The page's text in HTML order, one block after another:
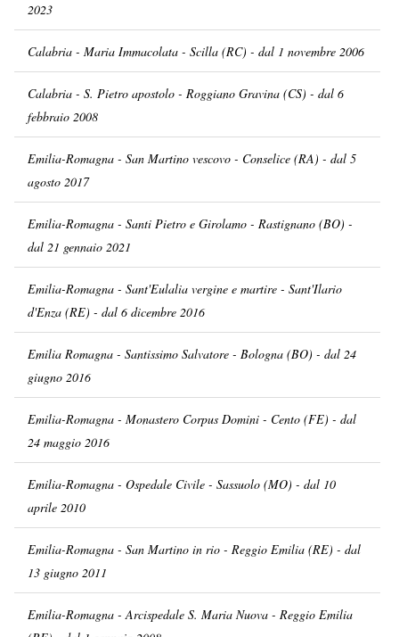
2023
Calabria - Maria Immacolata - Scilla (RC) - dal 1 novembre 2006
Calabria - S. Pietro apostolo - Roggiano Gravina (CS) - dal 6
febbraio 2008
Emilia-Romagna - San Martino vescovo - Conselice (RA) - dal 5
agosto 2017
Emilia-Romagna - Santi Pietro e Girolamo - Rastignano (BO) -
dal 21 gennaio 2021
Emilia-Romagna - Sant'Eulalia vergine e martire - Sant'Ilario
d'Enza (RE) - dal 6 dicembre 2016
Emilia Romagna - Santissimo Salvatore - Bologna (BO) - dal 24
giugno 2016
Emilia-Romagna - Monastero Corpus Domini - Cento (FE) - dal
24 maggio 2016
Emilia-Romagna - Ospedale Civile - Sassuolo (MO) - dal 10
aprile 2010
Emilia-Romagna - San Martino in rio - Reggio Emilia (RE) - dal
13 giugno 2011
Emilia-Romagna - Arcispedale S. Maria Nuova - Reggio Emilia